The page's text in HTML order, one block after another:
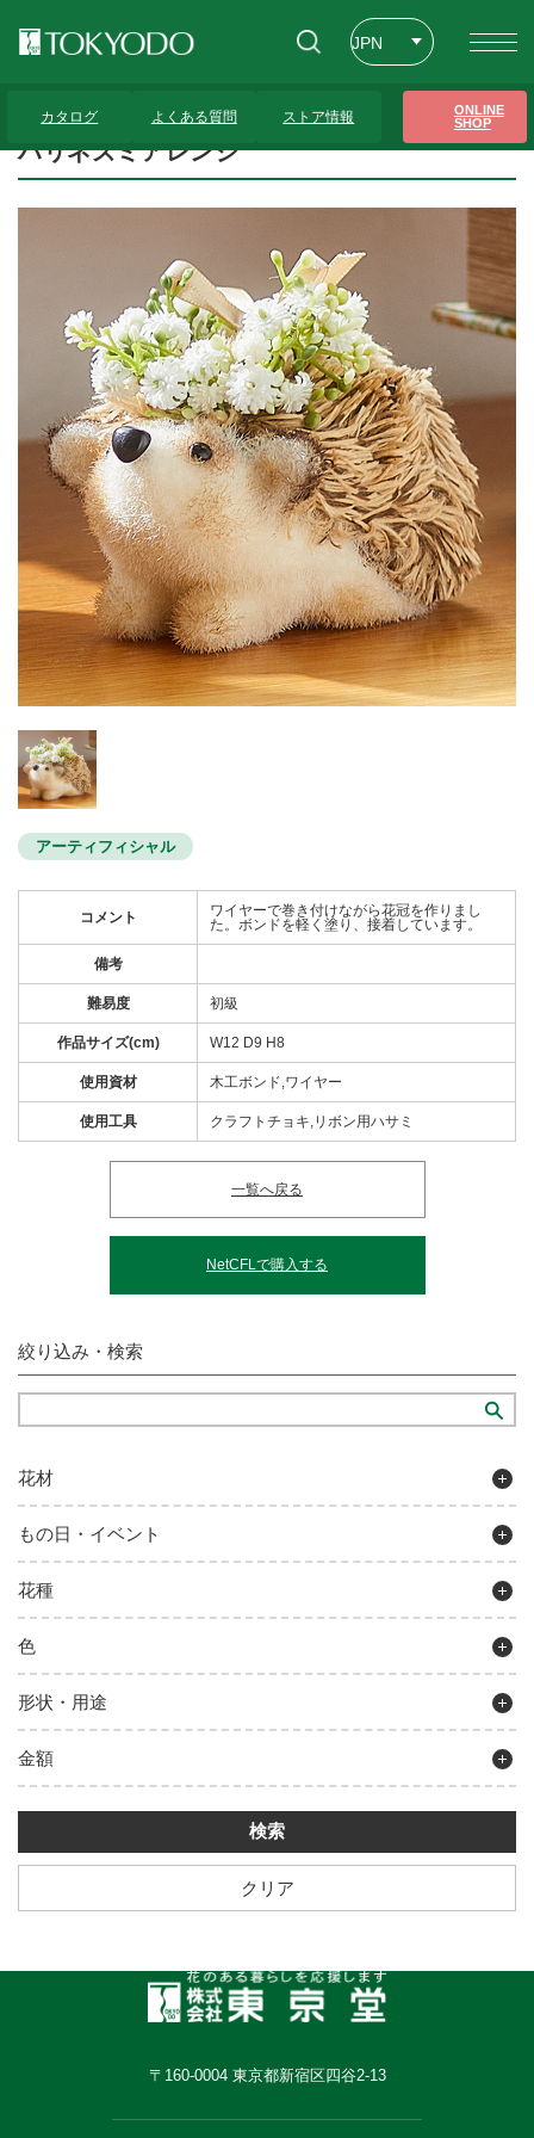
JPN
カタログ よくある質問 ストア情報
ONLINE
SHOP
ハリネズミアレンジ
ハリネズミアレンジ
アーティフィシャル
コメント
ワイヤーで巻き付けながら花冠を作りまし
た。ボンドを軽く塗り、接着しています。
備考
難易度 初級
作品サイズ(cm) W12 D9 H8
使用資材 木工ボンド,ワイヤー
使用工具 クラフトチョキ,リボン用ハサミ
一覧へ戻る
NetCFLで購入する
絞り込み・検索
花材
もの日・イベント
花種
色
形状・用途
金額
クリア
〒160-0004 東京都新宿区四谷2-13